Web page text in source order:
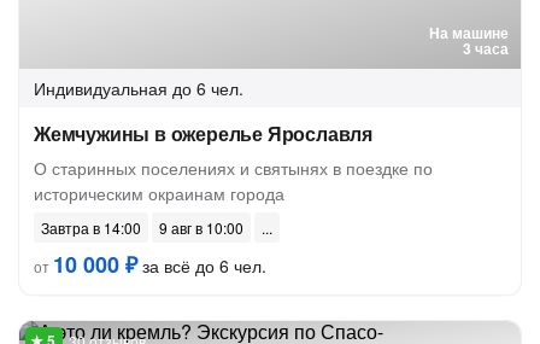
На машине
3 часа
Индивидуальная до 6 чел.
Жемчужины в ожерелье Ярославля
О старинных поселениях и святынях в поездке по
историческим окраинам города
Завтра в 14:00
9 авг в 10:00
от 10 000 ₽за всё до 6 чел.